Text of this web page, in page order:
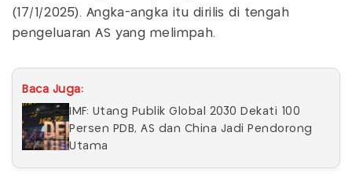
(17/1/2025). Angka-angka itu dirilis di tengah
pengeluaran AS yang melimpah.
Baca Juga:
IMF: Utang Publik Global 2030 Dekati 100
Persen PDB, AS dan China Jadi Pendorong
Utama